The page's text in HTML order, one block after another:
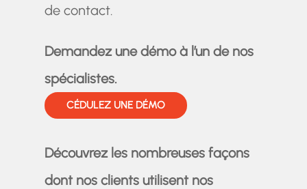
de contact.
Demandez une démo à l’un de nos
spécialistes.
CÉDULEZ UNE DÉMO
Découvrez les nombreuses façons
dont nos clients utilisent nos